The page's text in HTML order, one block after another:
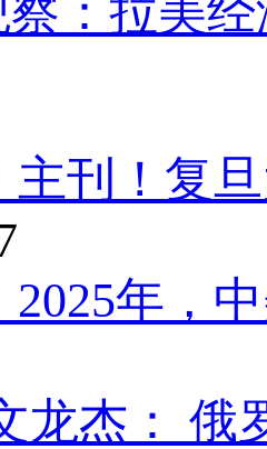
察：拉美
主刊！复
2025年，
龙杰： 俄